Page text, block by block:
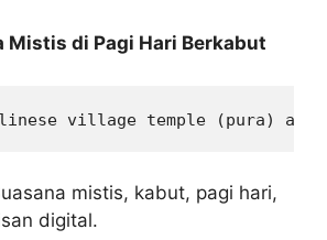
Mistis di Pagi Hari Berkabut
village temple (pura) at
mistis, kabut, pagi hari,
digital.